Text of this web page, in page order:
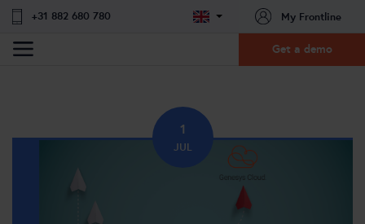
+31 882 680 780 My Frontline
Get a demo
1
JUL